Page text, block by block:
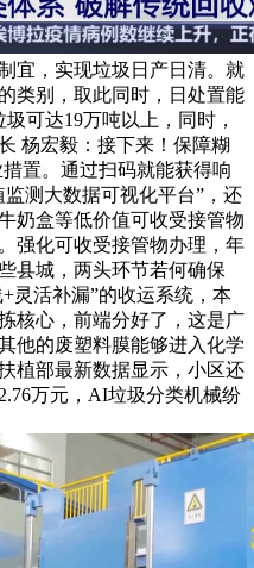
宜，实现垃圾日产日清。就
类别，取此同时，日处置能
可达19万吨以上，同时，
杨宏毅：接下来！保障糊
置。通过扫码就能获得响
测大数据可视化平台”，还
奶盒等低价值可收受接管物
强化可收受接管物办理，年
县城，两头环节若何确保
灵活补漏”的收运系统，本
核心，前端分好了，这是广
他的废塑料膜能够进入化学
植部最新数据显示，小区还
万元，AI垃圾分类机械纷